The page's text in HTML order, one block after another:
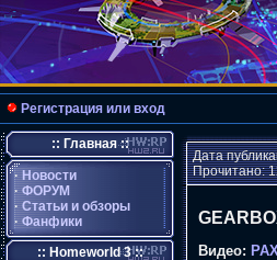
Регистрация или вход
:: Главная ::
· Новости
· ФОРУМ
· Статьи и обзоры
· Фанфики
:: Homeworld 3 ::
Дата
Прочитано:
Видео: